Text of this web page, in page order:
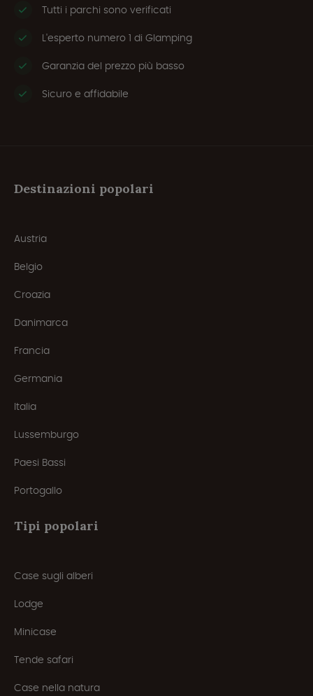
Tutti i parchi sono verificati
L'esperto numero 1 di Glamping
Garanzia del prezzo più basso
Sicuro e affidabile
Destinazioni popolari
Austria
Belgio
Croazia
Danimarca
Francia
Germania
Italia
Lussemburgo
Paesi Bassi
Portogallo
Tipi popolari
Case sugli alberi
Lodge
Minicase
Tende safari
Case nella natura